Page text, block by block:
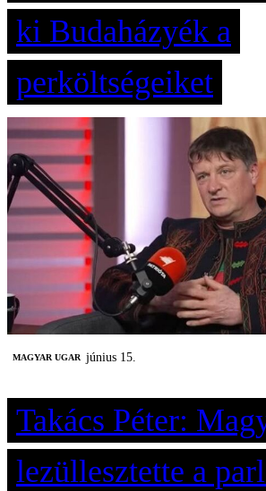
ki Budaházyék a
perköltségeiket
MAGYAR UGAR június 15.
Takács Péter:
lezüllesztette a